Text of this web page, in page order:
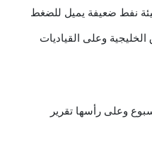
نفط ضعيفة يميل للضغط
وعلى القياديات
وعلى رأسها تقرير